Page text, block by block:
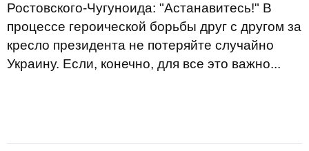
Ростовского-Чугуноида: "Астанавитесь!" В
процессе героической борьбы друг с другом за
кресло президента не потеряйте случайно
Украину. Если, конечно, для все это важно...